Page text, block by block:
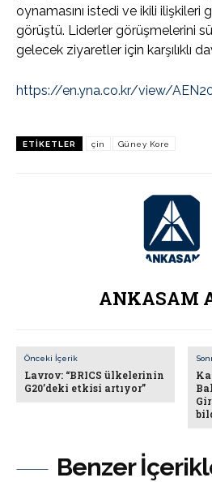
Benzer
oynamasını istedi ve ikili ilişkileri
görüştü. Liderler görüşmelerini
gelecek ziyaretler için karşılıklı
https://en.yna.co.kr/view/
ETIKETLER çin Güney Kore
ANKASAM
Önceki İçerik
Lavrov: “BRICS ülkelerinin
G20’deki etkisi artıyor”